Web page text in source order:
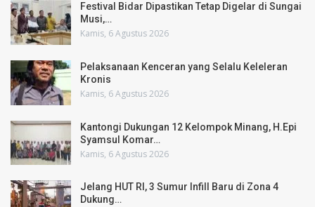
Festival Bidar Dipastikan Tetap Digelar di Sungai
Musi,…
Kamis, 6 Agustus 2026
Pelaksanaan Kenceran yang Selalu Keleleran
Kronis
Kamis, 6 Agustus 2026
Kantongi Dukungan 12 Kelompok Minang, H.Epi
Syamsul Komar…
Kamis, 6 Agustus 2026
Jelang HUT RI, 3 Sumur Infill Baru di Zona 4
Dukung…